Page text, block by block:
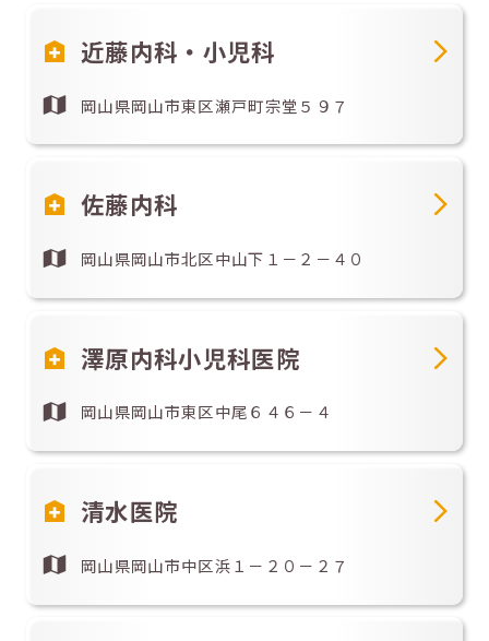
近藤内科・小児科
岡山県岡山市東区瀬戸町宗堂５９７
佐藤内科
岡山県岡山市北区中山下１－２－４０
澤原内科小児科医院
岡山県岡山市東区中尾６４６－４
清水医院
岡山県岡山市中区浜１－２０－２７